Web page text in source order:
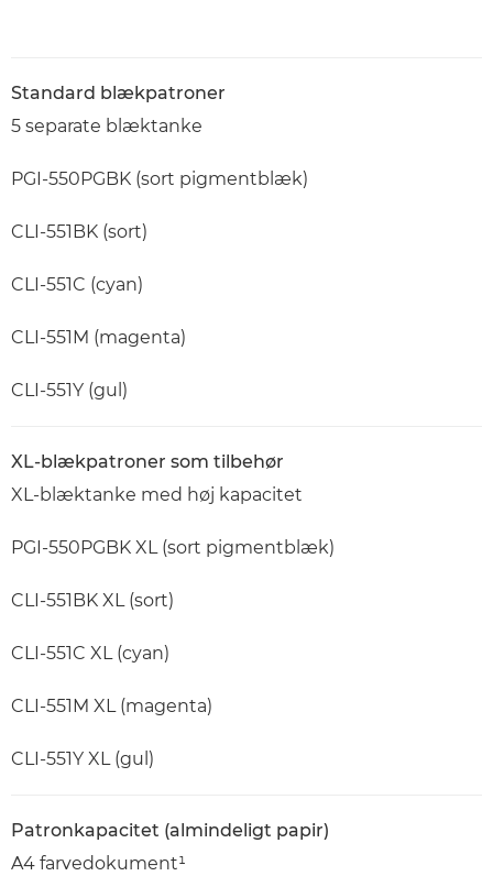
Standard blækpatroner
5 separate blæktanke
PGI-550PGBK (sort pigmentblæk)
CLI-551BK (sort)
CLI-551C (cyan)
CLI-551M (magenta)
CLI-551Y (gul)
XL-blækpatroner som tilbehør
XL-blæktanke med høj kapacitet
PGI-550PGBK XL (sort pigmentblæk)
CLI-551BK XL (sort)
CLI-551C XL (cyan)
CLI-551M XL (magenta)
CLI-551Y XL (gul)
Patronkapacitet (almindeligt papir)
A4 farvedokument¹